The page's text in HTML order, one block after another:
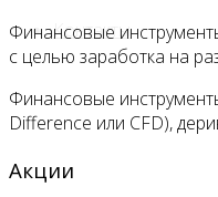
Контакты
Финансовые
с целью заработка на
Финансовые
Difference или CFD),
Акции